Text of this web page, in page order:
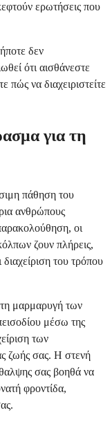
ερωτήσεις που
δεν
ότι αισθάνεστε
πώς να διαχειριστείτε
για τη
πάθηση του
ανθρώπους
οι
ζουν πλήρεις,
του τρόπου
τη μαρμαρυγή των
μέσω της
των
ζωής σας. Η στενή
σας βοηθά να
φροντίδα,